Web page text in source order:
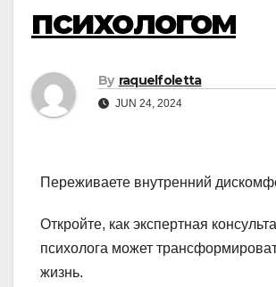
психологом
By raquelfoletta
JUN 24, 2024
Переживаете внутренний
Откройте, как экспертная
психолога может
жизнь.